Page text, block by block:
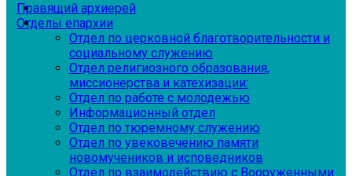
Правящий архиерей
Отделы епархии
Отдел по церковной благотворительности и
социальному служению
Отдел религиозного образования,
миссионерства и катехизации:
Отдел по работе с молодежью
Информационный отдел
Отдел по тюремному служению
Отдел по увековечению памяти
новомучеников и исповедников
Отдел по взаимодействию с Вооруженными